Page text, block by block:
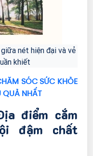
nét hiện đại và vẻ
khiết
SÓC SỨC KHỎE
QUẢ NHẤT
điểm cắm
đậm chất